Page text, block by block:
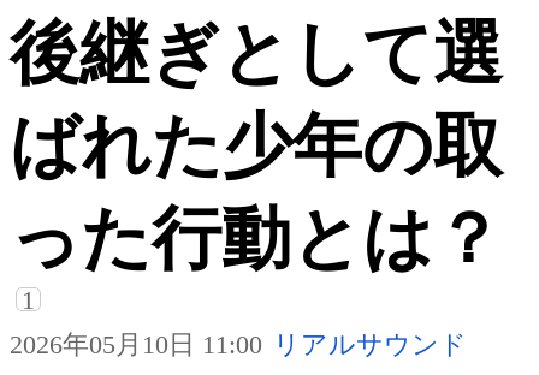
後継ぎとして選
ばれた少年の取
った行動とは？
1
2026年05月10日 11:00 リアルサウンド